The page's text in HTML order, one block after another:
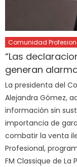
Comunidad
“Las
generan
La presidenta del
Alejandra Gómez,
información sin
importancia de
combatir la venta
Profesional,
FM Classique de La